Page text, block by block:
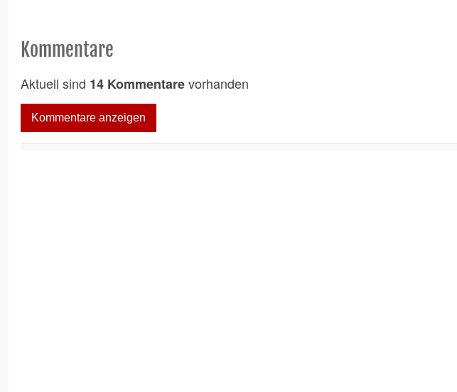
Kommentare
Aktuell sind 14 Kommentarevorhanden
Kommentare anzeigen